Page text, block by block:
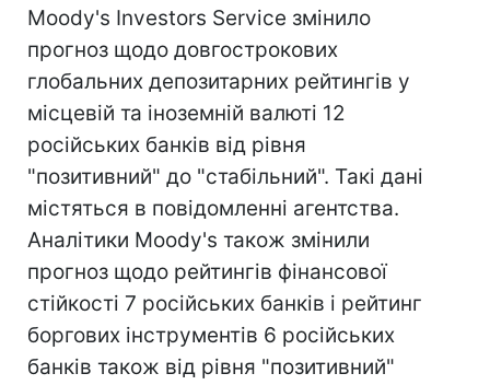
Moody's Investors Service змінило
прогноз щодо довгострокових
глобальних депозитарних рейтингів у
місцевій та іноземній валюті 12
російських банків від рівня
"позитивний" до "стабільний". Такі дані
містяться в повідомленні агентства.
Аналітики Moody's також змінили
прогноз щодо рейтингів фінансової
стійкості 7 російських банків і рейтинг
боргових інструментів 6 російських
банків також від рівня "позитивний"